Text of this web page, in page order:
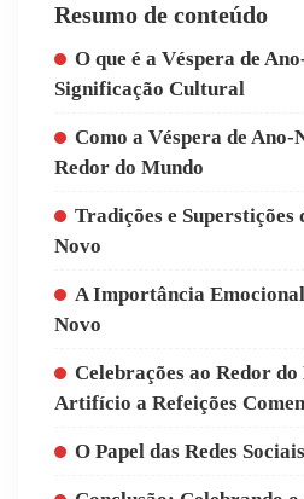
Resumo de conteúdo
O que é a Véspera de
Significação Cultural
Como a Véspera de Ano-
Redor do Mundo
Tradições e Superstições
Novo
A Importância
Novo
Celebrações ao Redor
Artifício a Refeições
O Papel das Redes